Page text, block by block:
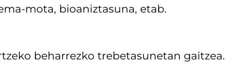
mota, bioaniztasuna, etab.
beharrezko trebetasunetan gaitzea.